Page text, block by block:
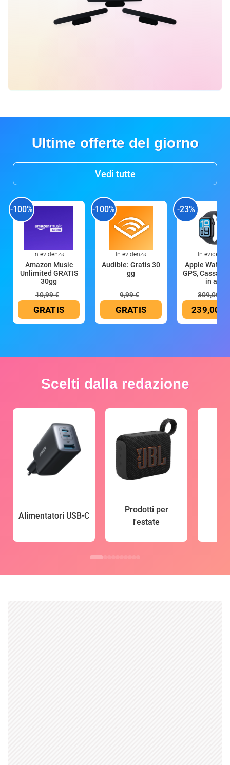
Ultime offerte del giorno
Vedi tutte
-100%
In evidenza
Amazon Music
Unlimited GRATIS
30gg
10,99 €
GRATIS
-100%
In evidenza
Audible: Gratis 30
gg
9,99 €
GRATIS
-23%
In evidenza
Apple Watch
GPS, Cassa
in all
309,00 €
239,00 €
Scelti dalla redazione
Alimentatori USB-C
Prodotti per
l'estate